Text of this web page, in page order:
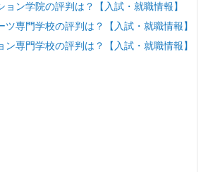
ン学院の評判は？【入試・就職情報】
専門学校の評判は？【入試・就職情報】
専門学校の評判は？【入試・就職情報】